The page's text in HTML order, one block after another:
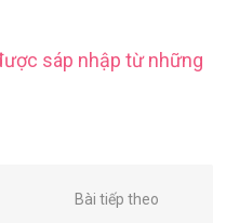
sáp nhập từ những
Bài tiếp theo